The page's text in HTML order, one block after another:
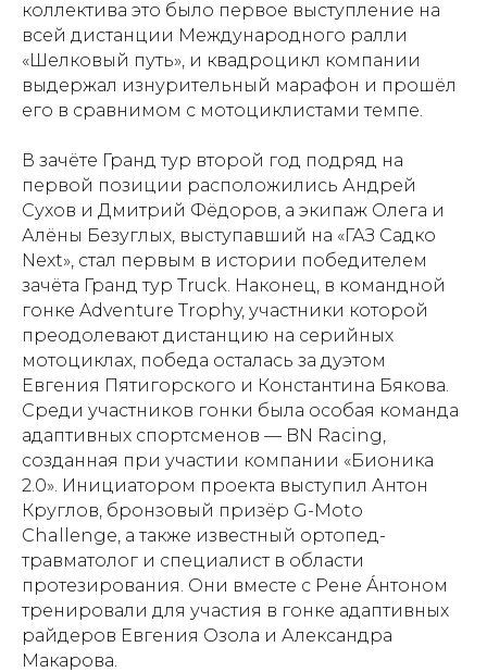
коллектива это было первое выступление на
всей дистанции Международного ралли
«Шелковый путь», и квадроцикл компании
выдержал изнурительный марафон и прошёл
его в сравнимом с мотоциклистами темпе.
В зачёте Гранд тур второй год подряд на
первой позиции расположились Андрей
Сухов и Дмитрий Фёдоров, а экипаж Олега и
Алёны Безуглых, выступавший на «ГАЗ Садко
Next», стал первым в истории победителем
зачёта Гранд тур Truck. Наконец, в командной
гонке Adventure Trophy, участники которой
преодолевают дистанцию на серийных
мотоциклах, победа осталась за дуэтом
Евгения Пятигорского и Константина Бякова.
Среди участников гонки была особая команда
адаптивных спортсменов — BN Racing,
созданная при участии компании «Бионика
2.0». Инициатором проекта выступил Антон
Круглов, бронзовый призёр G-Moto
Challenge, а также известный ортопед-
травматолог и специалист в области
протезирования. Они вместе с Рене Áнтоном
тренировали для участия в гонке адаптивных
райдеров Евгения Озола и Александра
Макарова.
ISSN 3033-9081
ВКонтакте
Youtube
RuTube
Главная
Макс
ОК
Новости
Архив
16+